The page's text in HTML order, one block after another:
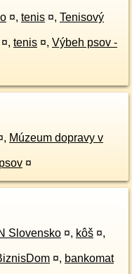
¤, tenis ¤, Tenisový
¤, tenis ¤, Výbeh psov -
, Múzeum dopravy v
¤
Slovensko ¤, kôš ¤,
¤, bankomat